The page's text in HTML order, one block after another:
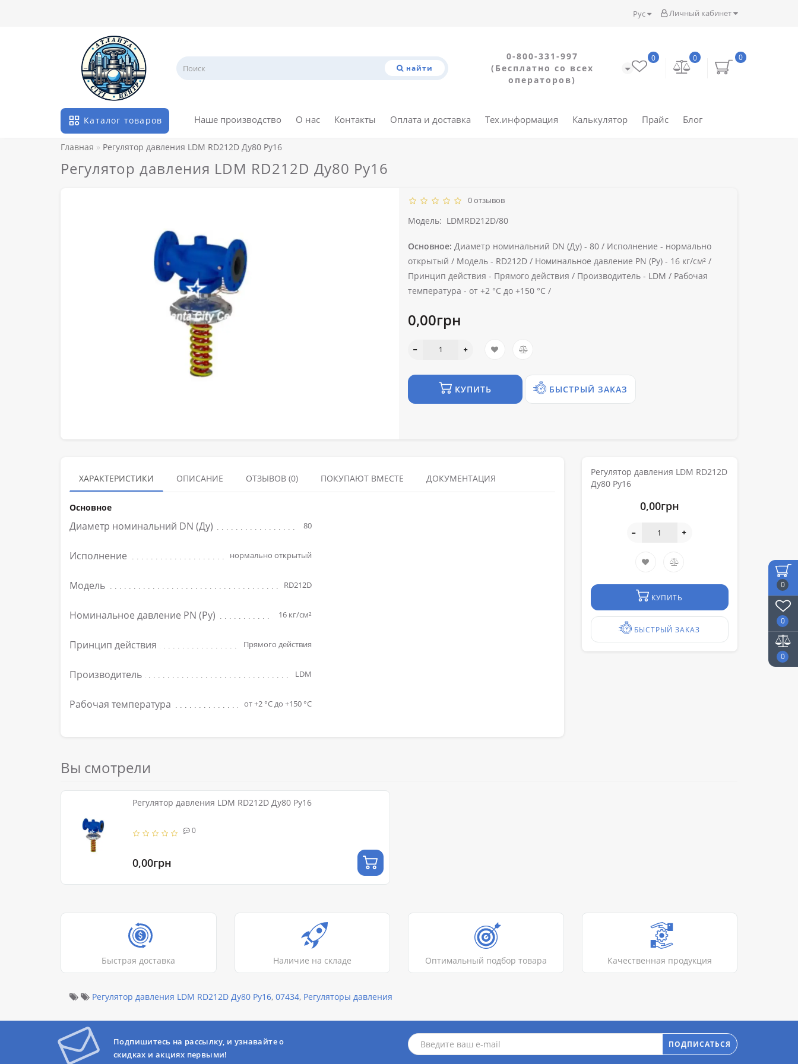
0
0
0
Личный кабинет
Рус
найти
0-800-331-997
(Бесплатно со всех
операторов)
0
0
0
Каталог товаров Наше производство О нас Контакты Оплата и доставка Тех.информация Калькулятор Прайс Блог
Главная Регулятор давления LDM RD212D Ду80 Ру16
Регулятор давления LDM RD212D Ду80 Ру16
0 отзывов
Модель: LDMRD212D/80
Основное: Диаметр номинальний DN (Ду) - 80 / Исполнение - нормально
открытый / Модель - RD212D / Номинальное давление PN (Ру) - 16 кг/см² /
Принцип действия - Прямого действия / Производитель - LDM / Рабочая
температура - от +2 °C до +150 °C /
0,00грн
КУПИТЬ БЫСТРЫЙ ЗАКАЗ
ХАРАКТЕРИСТИКИ ОПИСАНИЕ ОТЗЫВОВ (0) ПОКУПАЮТ ВМЕСТЕ ДОКУМЕНТАЦИЯ
Основное
Диаметр номинальний DN (Ду) 80
Исполнение нормально открытый
Модель RD212D
Номинальное давление PN (Ру) 16 кг/см²
Принцип действия Прямого действия
Производитель LDM
Рабочая температура от +2 °C до +150 °C
Регулятор давления LDM RD212D
Ду80 Ру16
0,00грн
КУПИТЬ
БЫСТРЫЙ ЗАКАЗ
Вы смотрели
Регулятор давления LDM RD212D Ду80 Ру16
0
0,00грн
Быстрая доставка Наличие на складе Оптимальный подбор товара Качественная продукция
Регулятор давления LDM RD212D Ду80 Ру16, 07434, Регуляторы давления
Подпишитесь на рассылку, и узнавайте о
скидках и акциях первыми!
ПОДПИСАТЬСЯ